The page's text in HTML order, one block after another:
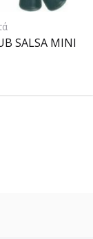
SALSA MINI